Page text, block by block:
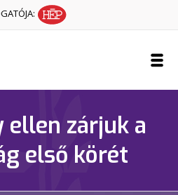
ellen zárjuk a
első körét